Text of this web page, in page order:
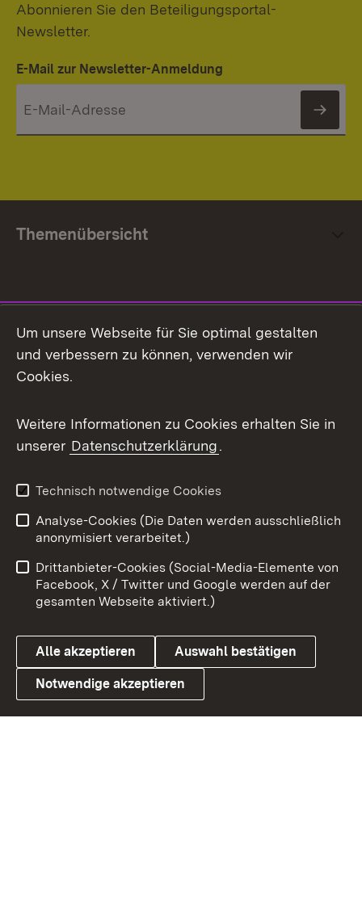
Abonnieren Sie den Beteiligungsportal-
Newsletter.
E-Mail zur Newsletter-Anmeldung
Themenübersicht
Facebook
X / Twitter
Youtube
Link zum Landesportal
Impressum
Kontakt
Barrierefreiheit
Datenschutz
Cookies
Um unsere Webseite für Sie optimal gestalten
und verbessern zu können, verwenden wir
Cookies.
Weitere Informationen zu Cookies erhalten Sie in
unserer Datenschutzerklärung.
Technisch notwendige Cookies
Analyse-Cookies (Die Daten werden ausschließlich
anonymisiert verarbeitet.)
Drittanbieter-Cookies (Social-Media-Elemente von
Facebook, X / Twitter und Google werden auf der
gesamten Webseite aktiviert.)
Alle akzeptieren Auswahl bestätigen
Notwendige akzeptieren